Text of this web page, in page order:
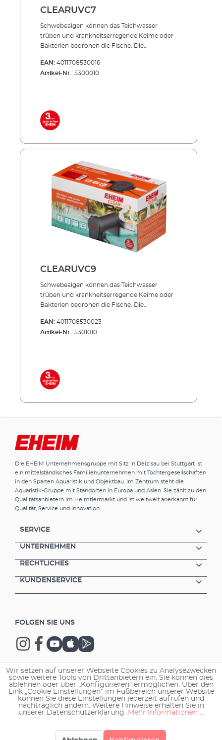
CLEARUVC7
Schwebealgen können das Teich­­wasser
trüben und krankheits­erregende Keime oder
Bakterien bedrohen die Fische. Die
Fällen hocheffizient für Abhilfe: Die spezielle
UV-Strahlung bekämpft gezielt, was den
Inklusive hochwertiger UVC-Lampe mit
langer Lebensdauer Niedriger
Außenbehälter aus stoßfestem und UV-
einzeln einsetzbar als auch in Verbindung mit
PRESS und LOOP Teichfilter-Sets
Lieferumfang: UVC-Lampe 2 Anschlussdüsen
5 m Netzkabel
EAN: 4011708530016
Artikel-Nr.: 5300010
CLEARUVC9
Schwebealgen können das Teich­­wasser
trüben und krankheits­erregende Keime oder
Bakterien bedrohen die Fische. Die
Fällen hocheffizient für Abhilfe: Die spezielle
UV-Strahlung bekämpft gezielt, was den
Inklusive hochwertiger UVC-Lampe mit
langer Lebensdauer Niedriger
Außenbehälter aus stoßfestem und UV-
PRESS und LOOP Teichfilter-Sets
Lieferumfang: UVC-Lampe 2 Anschlussdüsen
EAN: 4011708530023
Artikel-Nr.: 5301010
Die EHEIM Unternehmensgruppe mit Sitz in Deizisau bei Stuttgart ist
ein mittelständisches Familienunternehmen mit Tochtergesellschaften
in den Sparten Aquaristik und Objektbau. Im Zentrum steht die
Aquaristik-Gruppe mit Standorten in Europa und Asien. Sie zählt zu den
Qualitätsanbietern im Heimtiermarkt und ist weltweit anerkannt für
Qualität, Service und Innovation.
SERVICE
UNTERNEHMEN
RECHTLICHES
KUNDENSERVICE
FOLGEN SIE UNS
Copyright © 2026 EHEIM GmbH & Co. KG.
Wir setzen auf unserer Webseite Cookies zu Analysezwecken
sowie weitere Tools von Drittanbietern ein. Sie können dies
ablehnen oder über „Konfigurieren“ ermöglichen. Über den
Link „Cookie Einstellungen“ im Fußbereich unserer Website
können Sie diese Einstellungen jederzeit aufrufen und
nachträglich ändern. Weitere Hinweise erhalten Sie in
unserer Datenschutzerklärung. Mehr Informationen ...